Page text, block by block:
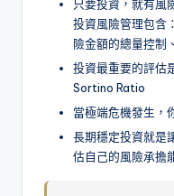
只要投資，就有風
投資風險管理包含
險金額的總量控制
投資最重要的評估
Sortino Ratio
當極端危機發生，
長期穩定投資就是
估自己的風險承擔